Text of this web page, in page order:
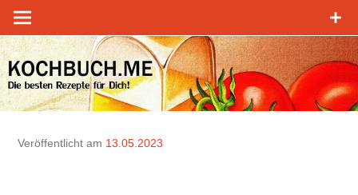
Zum
Inhalt
springen
Veröffentlicht am 13.05.2023